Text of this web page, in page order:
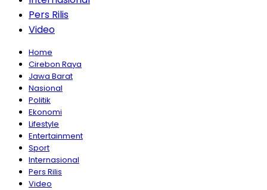
Pers Rilis
Video
Home
Cirebon Raya
Jawa Barat
Nasional
Politik
Ekonomi
Lifestyle
Entertainment
Sport
Internasional
Pers Rilis
Video